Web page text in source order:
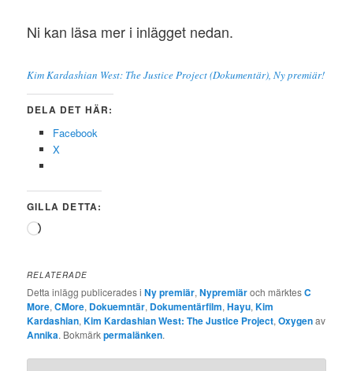
Ni kan läsa mer i inlägget nedan.
Kim Kardashian West: The Justice Project (Dokumentär), Ny premiär!
DELA DET HÄR:
Facebook
X
GILLA DETTA:
Laddar
RELATERADE
Detta inlägg publicerades iNy premiär,Nypremiäroch märktesC
More,CMore, Dokuemntär, Dokumentärfilm,Hayu,Kim
Kardashian,Kim Kardashian West: The Justice Project,Oxygenav
Annika. Bokmärkpermalänken.